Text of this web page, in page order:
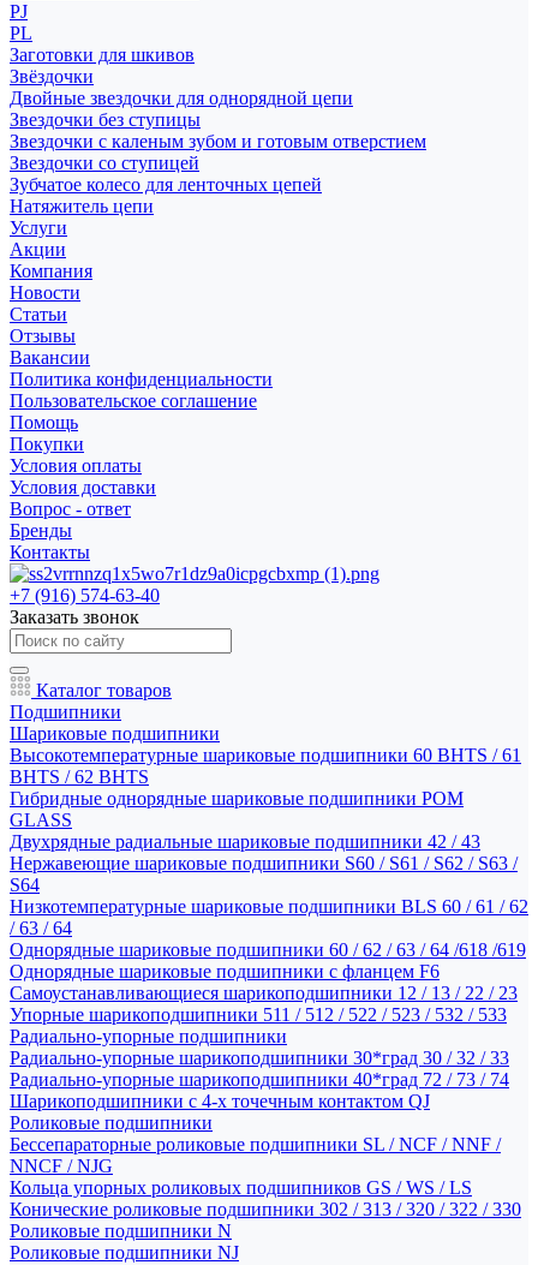
PJ
PL
Заготовки для шкивов
Звёздочки
Двойные звездочки для однорядной цепи
Звездочки без ступицы
Звездочки с каленым зубом и готовым отверстием
Звездочки со ступицей
Зубчатое колесо для ленточных цепей
Натяжитель цепи
Услуги
Акции
Компания
Новости
Статьи
Отзывы
Вакансии
Политика конфиденциальности
Пользовательское соглашение
Помощь
Покупки
Условия оплаты
Условия доставки
Вопрос - ответ
Бренды
Контакты
+7 (916) 574-63-40
Заказать звонок
Каталог товаров
Подшипники
Шариковые подшипники
Высокотемпературные шариковые подшипники 60 BHTS / 61
BHTS / 62 BHTS
Гибридные однорядные шариковые подшипники POM
GLASS
Двухрядные радиальные шариковые подшипники 42 / 43
Нержавеющие шариковые подшипники S60 / S61 / S62 / S63 /
S64
Низкотемпературные шариковые подшипники BLS 60 / 61 / 62
/ 63 / 64
Однорядные шариковые подшипники 60 / 62 / 63 / 64 /618 /619
Однорядные шариковые подшипники с фланцем F6
Самоустанавливающиеся шарикоподшипники 12 / 13 / 22 / 23
Упорные шарикоподшипники 511 / 512 / 522 / 523 / 532 / 533
Радиально-упорные подшипники
Радиально-упорные шарикоподшипники 30*град 30 / 32 / 33
Радиально-упорные шарикоподшипники 40*град 72 / 73 / 74
Шарикоподшипники с 4-х точечным контактом QJ
Роликовые подшипники
Бессепараторные роликовые подшипники SL / NCF / NNF /
NNCF / NJG
Кольца упорных роликовых подшипников GS / WS / LS
Конические роликовые подшипники 302 / 313 / 320 / 322 / 330
Роликовые подшипники N
Роликовые подшипники NJ